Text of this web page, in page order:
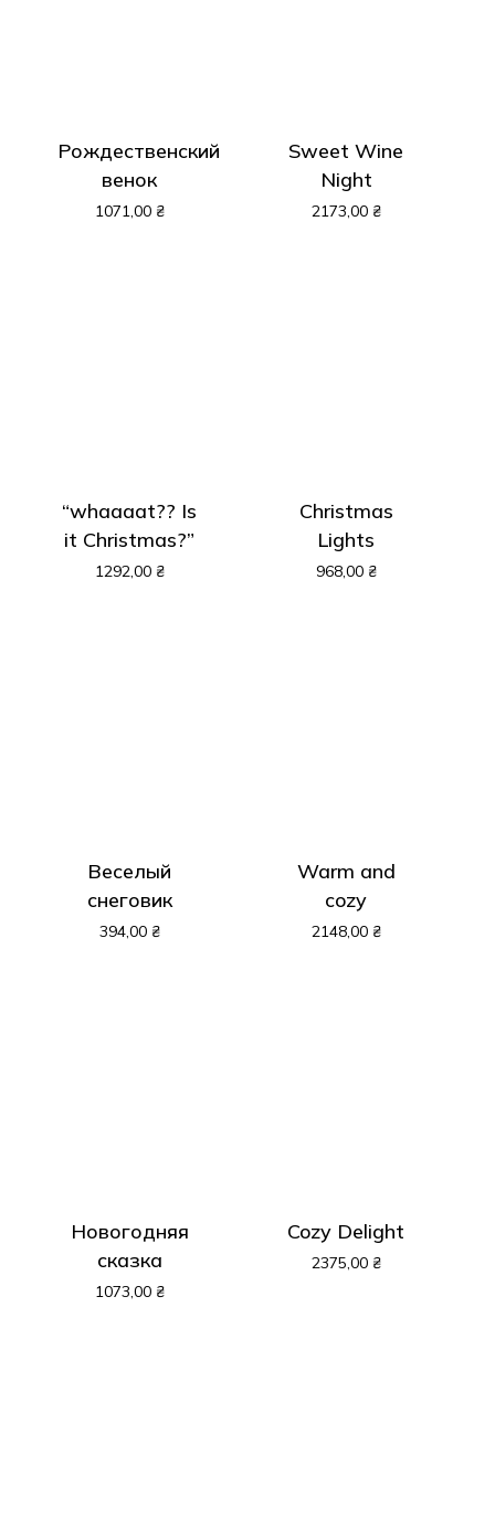
Рождественский
венок
1071,00 ₴
Sweet Wine
Night
2173,00 ₴
“whaaaat?? Is
it Christmas?”
1292,00 ₴
Christmas
Lights
968,00 ₴
Веселый
снеговик
394,00 ₴
Warm and
cozy
2148,00 ₴
Новогодняя
сказка
1073,00 ₴
Cozy Delight
2375,00 ₴